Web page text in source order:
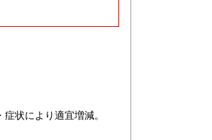
状により適宜増減。